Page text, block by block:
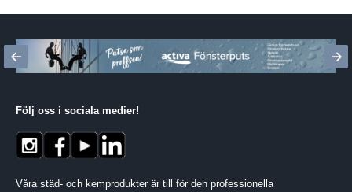
Följ oss i sociala medier!
Våra städ- och kemprodukter är till för den professionella